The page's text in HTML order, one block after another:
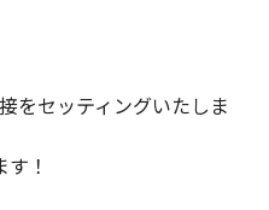
をセッティングいたしま
！